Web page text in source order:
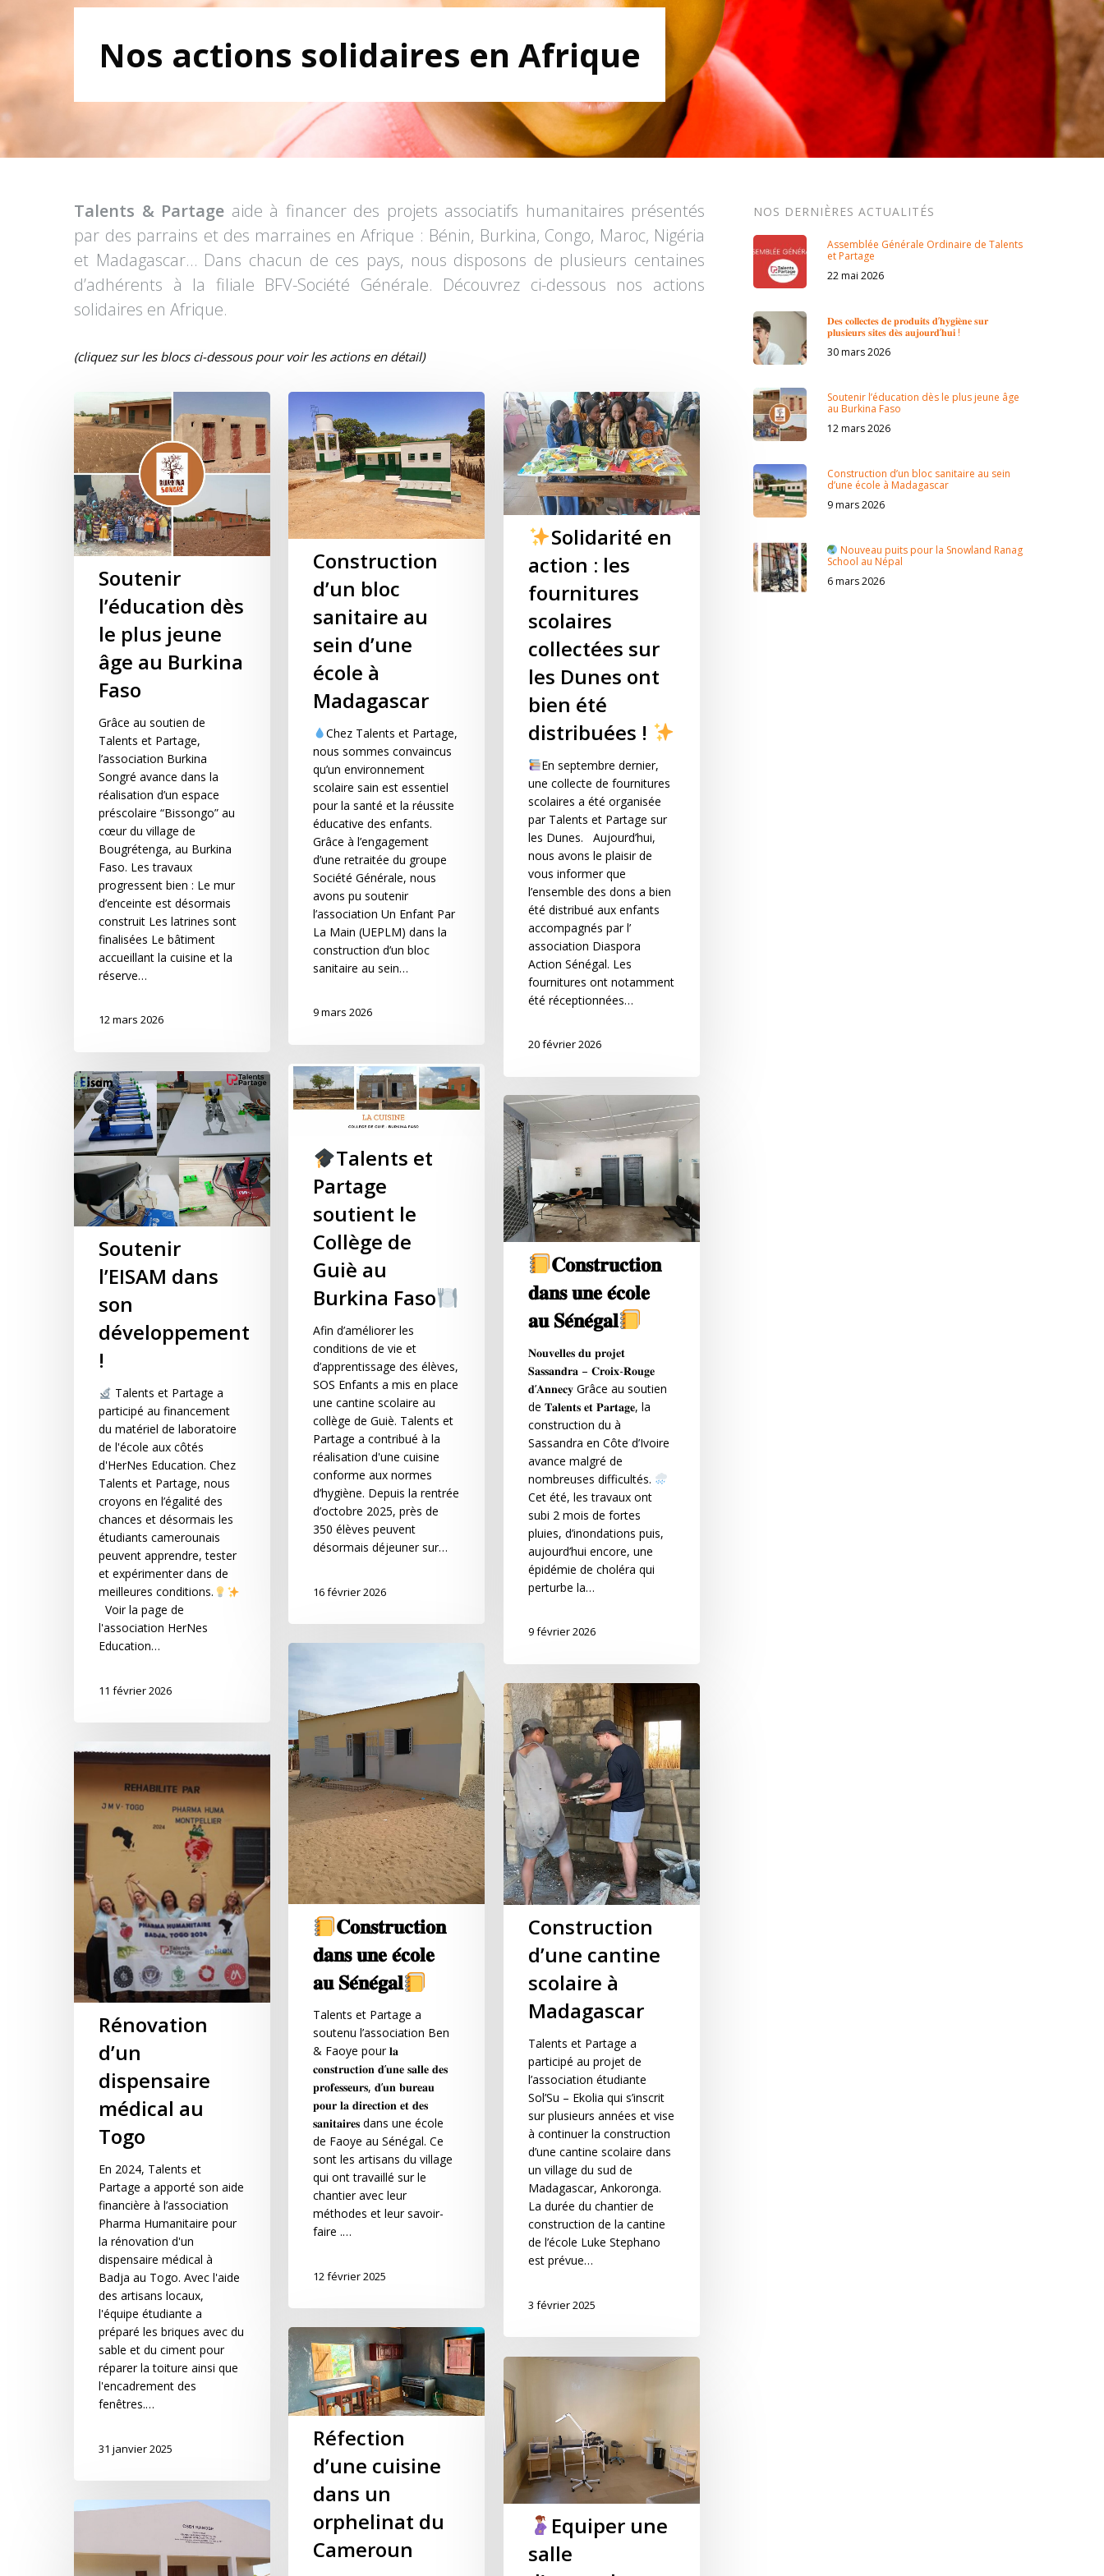
Nos actions solidaires en Afrique
Talents & Partage aide à financer des projets associatifs humanitaires présentés
par des parrains et des marraines en Afrique : Bénin, Burkina, Congo, Maroc, Nigéria
et Madagascar… Dans chacun de ces pays, nous disposons de plusieurs centaines
d’adhérents à la filiale BFV-Société Générale. Découvrez ci-dessous nos actions
solidaires en Afrique.
(cliquez sur les blocs ci-dessous pour voir les actions en détail)
Soutenir
l’éducation dès
le plus jeune
âge au Burkina
Faso
Grâce au soutien de
Talents et Partage,
l’association Burkina
Songré avance dans la
réalisation d’un espace
préscolaire “Bissongo” au
cœur du village de
Bougrétenga, au Burkina
Faso. Les travaux
progressent bien : Le mur
d’enceinte est désormais
construit Les latrines sont
finalisées Le bâtiment
accueillant la cuisine et la
réserve…
12 mars 2026
Construction
d’un bloc
sanitaire au
sein d’une
école à
Madagascar
Chez Talents et Partage,
nous sommes convaincus
qu’un environnement
scolaire sain est essentiel
pour la santé et la réussite
éducative des enfants.
Grâce à l’engagement
d’une retraitée du groupe
Société Générale, nous
avons pu soutenir
l’association Un Enfant Par
La Main (UEPLM) dans la
construction d’un bloc
sanitaire au sein…
9 mars 2026
Solidarité en
action : les
fournitures
scolaires
collectées sur
les Dunes ont
bien été
distribuées !
En septembre dernier,
une collecte de fournitures
scolaires a été organisée
par Talents et Partage sur
les Dunes. Aujourd’hui,
nous avons le plaisir de
vous informer que
l’ensemble des dons a bien
été distribué aux enfants
accompagnés par l’
association Diaspora
Action Sénégal. Les
fournitures ont notamment
été réceptionnées…
20 février 2026
Talents et
Partage
soutient le
Collège de
Guiè au
Burkina Faso
Afin d’améliorer les
conditions de vie et
d’apprentissage des élèves,
SOS Enfants a mis en place
une cantine scolaire au
collège de Guiè. Talents et
Partage a contribué à la
réalisation d'une cuisine
conforme aux normes
d’hygiène. Depuis la rentrée
d’octobre 2025, près de
350 élèves peuvent
désormais déjeuner sur…
16 février 2026
Soutenir
l’EISAM dans
son
développement
!
Talents et Partage a
participé au financement
du matériel de laboratoire
de l'école aux côtés
d'HerNes Education. Chez
Talents et Partage, nous
croyons en l’égalité des
chances et désormais les
étudiants camerounais
peuvent apprendre, tester
et expérimenter dans de
meilleures conditions.
Voir la page de
l'association HerNes
Education…
11 février 2026
𝐂𝐨𝐧𝐬𝐭𝐫𝐮𝐜𝐭𝐢𝐨𝐧
𝐝𝐚𝐧𝐬 𝐮𝐧𝐞 𝐞́𝐜𝐨𝐥𝐞
𝐚𝐮 𝐒𝐞́𝐧𝐞́𝐠𝐚𝐥
𝐍𝐨𝐮𝐯𝐞𝐥𝐥𝐞𝐬 𝐝𝐮 𝐩𝐫𝐨𝐣𝐞𝐭
𝐒𝐚𝐬𝐬𝐚𝐧𝐝𝐫𝐚 – 𝐂𝐫𝐨𝐢𝐱-𝐑𝐨𝐮𝐠𝐞
𝐝’𝐀𝐧𝐧𝐞𝐜𝐲 Grâce au soutien
de 𝐓𝐚𝐥𝐞𝐧𝐭𝐬 𝐞𝐭 𝐏𝐚𝐫𝐭𝐚𝐠𝐞, la
construction du à
Sassandra en Côte d’Ivoire
avance malgré de
nombreuses difficultés.
Cet été, les travaux ont
subi 2 mois de fortes
pluies, d’inondations puis,
aujourd’hui encore, une
épidémie de choléra qui
perturbe la…
9 février 2026
𝐂𝐨𝐧𝐬𝐭𝐫𝐮𝐜𝐭𝐢𝐨𝐧
𝐝𝐚𝐧𝐬 𝐮𝐧𝐞 𝐞́𝐜𝐨𝐥𝐞
𝐚𝐮 𝐒𝐞́𝐧𝐞́𝐠𝐚𝐥
Talents et Partage a
soutenu l’association Ben
& Faoye pour 𝐥𝐚
𝐜𝐨𝐧𝐬𝐭𝐫𝐮𝐜𝐭𝐢𝐨𝐧 𝐝’𝐮𝐧𝐞 𝐬𝐚𝐥𝐥𝐞 𝐝𝐞𝐬
𝐩𝐫𝐨𝐟𝐞𝐬𝐬𝐞𝐮𝐫𝐬, 𝐝’𝐮𝐧 𝐛𝐮𝐫𝐞𝐚𝐮
𝐩𝐨𝐮𝐫 𝐥𝐚 𝐝𝐢𝐫𝐞𝐜𝐭𝐢𝐨𝐧 𝐞𝐭 𝐝𝐞𝐬
𝐬𝐚𝐧𝐢𝐭𝐚𝐢𝐫𝐞𝐬 dans une école
de Faoye au Sénégal. Ce
sont les artisans du village
qui ont travaillé sur le
chantier avec leur
méthodes et leur savoir-
faire .…
12 février 2025
Construction
d’une cantine
scolaire à
Madagascar
Talents et Partage a
participé au projet de
l’association étudiante
Sol’Su – Ekolia qui s’inscrit
sur plusieurs années et vise
à continuer la construction
d’une cantine scolaire dans
un village du sud de
Madagascar, Ankoronga.
La durée du chantier de
construction de la cantine
de l’école Luke Stephano
est prévue…
3 février 2025
Rénovation
d’un
dispensaire
médical au
Togo
En 2024, Talents et
Partage a apporté son aide
financière à l’association
Pharma Humanitaire pour
la rénovation d'un
dispensaire médical à
Badja au Togo. Avec l'aide
des artisans locaux,
l'équipe étudiante a
préparé les briques avec du
sable et du ciment pour
réparer la toiture ainsi que
l'encadrement des
fenêtres.…
31 janvier 2025
Réfection
d’une cuisine
dans un
orphelinat du
Cameroun
Equiper une
salle
NOS DERNIÈRES ACTUALITÉS
Assemblée Générale Ordinaire de Talents
et Partage
22 mai 2026
𝐃𝐞𝐬 𝐜𝐨𝐥𝐥𝐞𝐜𝐭𝐞𝐬 𝐝𝐞 𝐩𝐫𝐨𝐝𝐮𝐢𝐭𝐬 𝐝’𝐡𝐲𝐠𝐢𝐞̀𝐧𝐞 𝐬𝐮𝐫
𝐩𝐥𝐮𝐬𝐢𝐞𝐮𝐫𝐬 𝐬𝐢𝐭𝐞𝐬 𝐝𝐞̀𝐬 𝐚𝐮𝐣𝐨𝐮𝐫𝐝’𝐡𝐮𝐢 !
30 mars 2026
Soutenir l’éducation dès le plus jeune âge
au Burkina Faso
12 mars 2026
Construction d’un bloc sanitaire au sein
d’une école à Madagascar
9 mars 2026
Nouveau puits pour la Snowland Ranag
School au Népal
6 mars 2026